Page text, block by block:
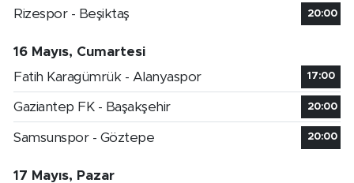
Rizespor - Beşiktaş
20:00
16 Mayıs, Cumartesi
Fatih Karagümrük - Alanyaspor
17:00
Gaziantep FK - Başakşehir 20:00
Samsunspor - Göztepe 20:00
17 Mayıs, Pazar